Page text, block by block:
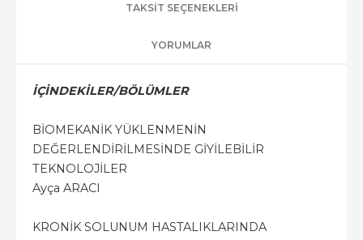
TAKSIT SEÇENEKLERI
YORUMLAR
İÇİNDEKİLER/BÖLÜMLER
BİOMEKANİK YÜKLENMENİN
DEĞERLENDİRİLMESİNDE GİYİLEBİLİR
TEKNOLOJİLER
Ayça ARACI
KRONİK SOLUNUM HASTALIKLARINDA